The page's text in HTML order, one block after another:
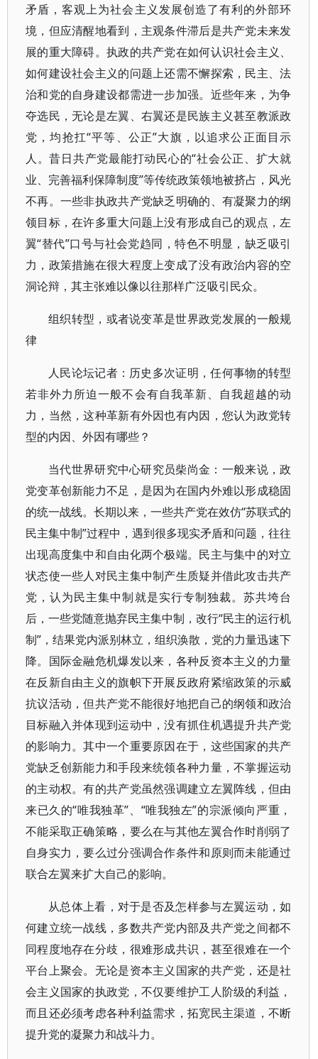
矛盾，客观上为社会主义发展创造了有利的外部环
境，但应清醒地看到，主观条件滞后是共产党未来发
展的重大障碍。执政的共产党在如何认识社会主义、
如何建设社会主义的问题上还需不懈探索，民主、法
治和党的自身建设都需进一步加强。近些年来，为争
夺选民，无论是左翼、右翼还是民族主义甚至教派政
党，均抢扛“平等、公正”大旗，以追求公正面目示
人。昔日共产党最能打动民心的“社会公正、扩大就
业、完善福利保障制度”等传统政策领地被挤占，风光
不再。一些非执政共产党缺乏明确的、有凝聚力的纲
领目标，在许多重大问题上没有形成自己的观点，左
翼“替代”口号与社会党趋同，特色不明显，缺乏吸引
力，政策措施在很大程度上变成了没有政治内容的空
洞论辩，其主张难以像以往那样广泛吸引民众。
组织转型，或者说变革是世界政党发展的一般规
律
人民论坛记者：历史多次证明，任何事物的转型
若非外力所迫一般不会有自我革新、自我超越的动
力，当然，这种革新有外因也有内因，您认为政党转
型的内因、外因有哪些？
当代世界研究中心研究员柴尚金：一般来说，政
党变革创新能力不足，是因为在国内外难以形成稳固
的统一战线。长期以来，一些共产党在效仿“苏联式的
民主集中制”过程中，遇到很多现实矛盾和问题，往往
出现高度集中和自由化两个极端。民主与集中的对立
状态使一些人对民主集中制产生质疑并借此攻击共产
党，认为民主集中制就是实行专制独裁。苏共垮台
后，一些党随意抛弃民主集中制，改行“民主的运行机
制”，结果党内派别林立，组织涣散，党的力量迅速下
降。国际金融危机爆发以来，各种反资本主义的力量
在反新自由主义的旗帜下开展反政府紧缩政策的示威
抗议活动，但共产党不能很好地把自己的纲领和政治
目标融入并体现到运动中，没有抓住机遇提升共产党
的影响力。其中一个重要原因在于，这些国家的共产
党缺乏创新能力和手段来统领各种力量，不掌握运动
的主动权。有的共产党虽然强调建立左翼阵线，但由
来已久的“唯我独革”、“唯我独左”的宗派倾向严重，
不能采取正确策略，要么在与其他左翼合作时削弱了
自身实力，要么过分强调合作条件和原则而未能通过
联合左翼来扩大自己的影响。
从总体上看，对于是否及怎样参与左翼运动，如
何建立统一战线，多数共产党内部及共产党之间都不
同程度地存在分歧，很难形成共识，甚至很难在一个
平台上聚会。无论是资本主义国家的共产党，还是社
会主义国家的执政党，不仅要维护工人阶级的利益，
而且还必须考虑各种利益需求，拓宽民主渠道，不断
提升党的凝聚力和战斗力。